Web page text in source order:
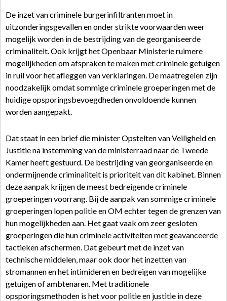
De inzet van criminele burgerinfiltranten moet in
uitzonderingsgevallen en onder strikte voorwaarden weer
mogelijk worden in de bestrijding van de georganiseerde
criminaliteit. Ook krijgt het Openbaar Ministerie ruimere
mogelijkheden om afspraken te maken met criminele getuigen
in ruil voor het afleggen van verklaringen. De maatregelen zijn
noodzakelijk omdat sommige criminele groeperingen met de
huidige opsporingsbevoegdheden onvoldoende kunnen
worden aangepakt.
Dat staat in een brief die minister Opstelten van Veiligheid en
Justitie na instemming van de ministerraad naar de Tweede
Kamer heeft gestuurd. De bestrijding van georganiseerde en
ondermijnende criminaliteit is prioriteit van dit kabinet. Binnen
deze aanpak krijgen de meest bedreigende criminele
groeperingen voorrang. Bij de aanpak van sommige criminele
groeperingen lopen politie en OM echter tegen de grenzen van
hun mogelijkheden aan. Het gaat vaak om zeer gesloten
groeperingen die hun criminele activiteiten met geavanceerde
tactieken afschermen. Dat gebeurt met de inzet van
technische middelen, maar ook door het inzetten van
stromannen en het intimideren en bedreigen van mogelijke
getuigen of ambtenaren. Met traditionele
opsporingsmethoden is het voor politie en justitie in deze